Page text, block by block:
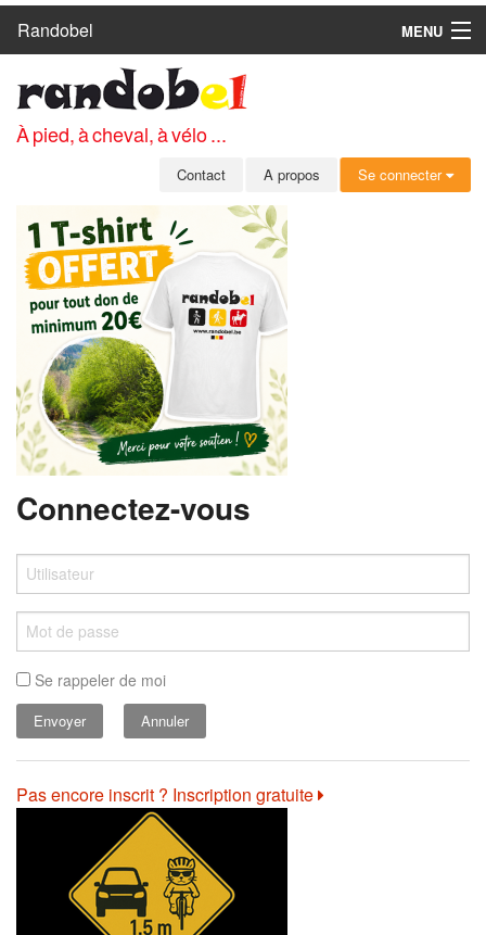
Randobel
MENU
CIRCUITS
CLUBS
MEMBRES
SE CONNECTER
INSCRIPTION GRATUITE
MOT DE PASSE OUBLIÉ
À pied, à cheval, à vélo ...
Contact A propos Se connecter
Connectez-vous
Se rappeler de moi
Annuler
Pas encore inscrit ? Inscription gratuite